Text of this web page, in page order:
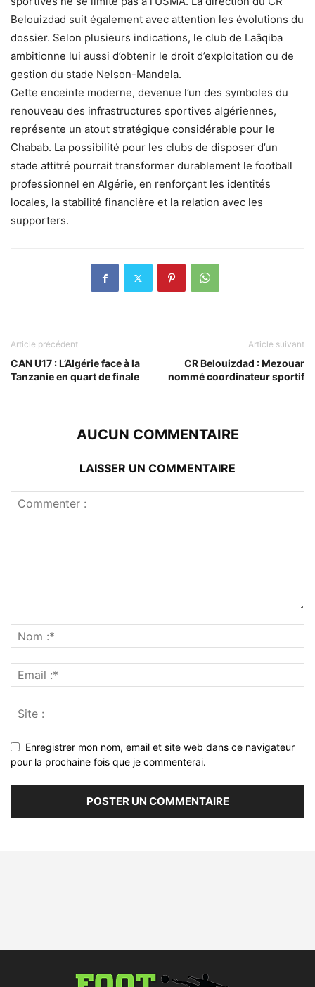
Belouizdad suit également avec attention les évolutions du
dossier. Selon plusieurs indications, le club de Laâqiba
ambitionne lui aussi d’obtenir le droit d’exploitation ou de
gestion du stade Nelson-Mandela.
Cette enceinte moderne, devenue l’un des symboles du
renouveau des infrastructures sportives algériennes,
représente un atout stratégique considérable pour le
Chabab. La possibilité pour les clubs de disposer d’un
stade attitré pourrait transformer durablement le football
professionnel en Algérie, en renforçant les identités
locales, la stabilité financière et la relation avec les
supporters.
Article précédent
CAN U17 : L’Algérie face à la
Tanzanie en quart de finale
Article suivant
CR Belouizdad : Mezouar
nommé coordinateur sportif
AUCUN COMMENTAIRE
LAISSER UN COMMENTAIRE
Enregistrer mon nom, email et site web dans ce navigateur
pour la prochaine fois que je commenterai.